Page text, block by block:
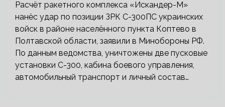
Расчёт ракетного комплекса «Искандер-М»
нанёс удар по позиции ЗРК С-300ПС украинских
войск в районе населённого пункта Коптево в
Полтавской области, заявили в Минобороны РФ.
По данным ведомства, уничтожены две пусковые
установки С-300, кабина боевого управления,
автомобильный транспорт и личный состав…